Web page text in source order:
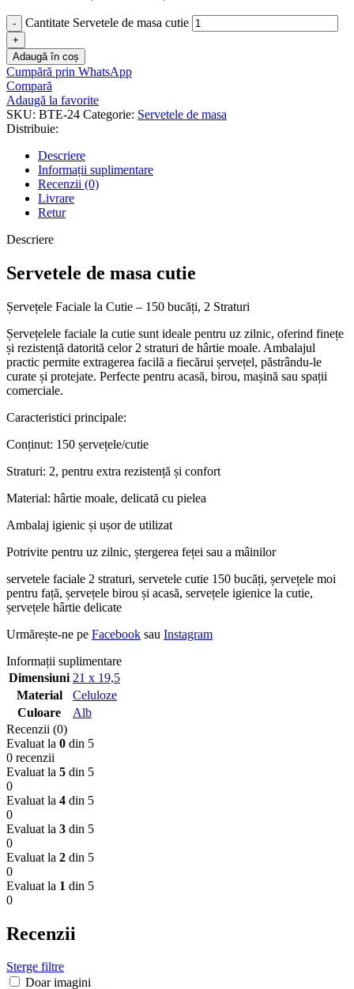
Cantitate Servetele de masa cutie
Adaugă în coș
Cumpără prin WhatsApp
Compară
Adaugă la favorite
SKU: BTE-24 Categorie: Servetele de masa
Distribuie:
Descriere
Informații suplimentare
Recenzii (0)
Livrare
Retur
Descriere
Servetele de masa cutie
Șervețele Faciale la Cutie – 150 bucăți, 2 Straturi
Șervețelele faciale la cutie sunt ideale pentru uz zilnic, oferind finețe
și rezistență datorită celor 2 straturi de hârtie moale. Ambalajul
practic permite extragerea facilă a fiecărui șervețel, păstrându-le
curate și protejate. Perfecte pentru acasă, birou, mașină sau spații
comerciale.
Caracteristici principale:
Conținut: 150 șervețele/cutie
Straturi: 2, pentru extra rezistență și confort
Material: hârtie moale, delicată cu pielea
Ambalaj igienic și ușor de utilizat
Potrivite pentru uz zilnic, ștergerea feței sau a mâinilor
servetele faciale 2 straturi, servetele cutie 150 bucăți, șervețele moi
pentru față, șervețele birou și acasă, servețele igienice la cutie,
șervețele hârtie delicate
Urmărește-ne pe Facebook sau Instagram
Informații suplimentare
Dimensiuni 21 x 19,5
Material
Celuloze
Culoare
Alb
Recenzii (0)
Evaluat la 0 din 5
0 recenzii
Evaluat la 5 din 5
0
Evaluat la 4 din 5
0
Evaluat la 3 din 5
0
Evaluat la 2 din 5
0
Evaluat la 1 din 5
0
Recenzii
Sterge filtre
Doar imagini